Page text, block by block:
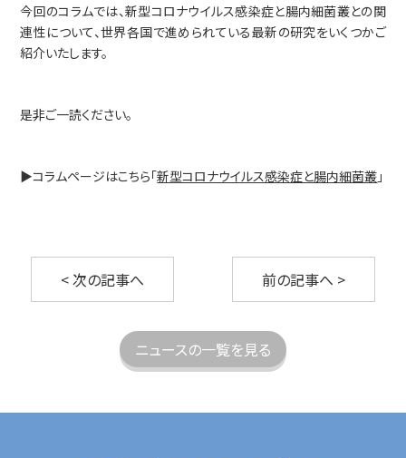
今回のコラムでは、新型コロナウイルス感染症と腸内細菌叢との関
連性について、世界各国で進められている最新の研究をいくつかご
紹介いたします。
是非ご一読ください。
▶コラムページはこちら「新型コロナウイルス感染症と腸内細菌叢 」
< 次の記事へ 前の記事へ >
ニュースの一覧を見る
受託検査・受託研究
お問い合わせ